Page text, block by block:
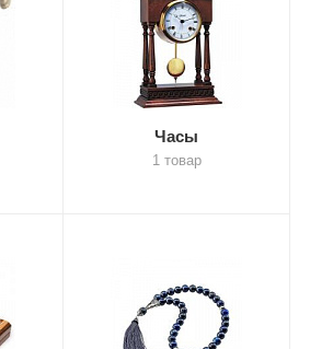
Часы
1 товар